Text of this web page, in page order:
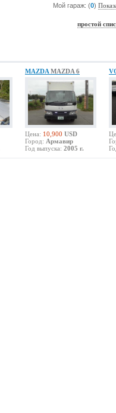
Мой гараж: (0)
простой
MAZDA MAZDA 6
Цена: 10,900 USD
Город: Армавир
Год выпуска: 2005 г.